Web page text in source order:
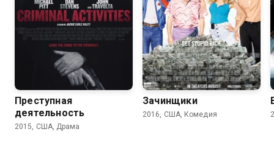
5.8
Преступная
деятельность
2015, США, Драма
6.2 5.8
Зачинщики
2016, США, Комедия